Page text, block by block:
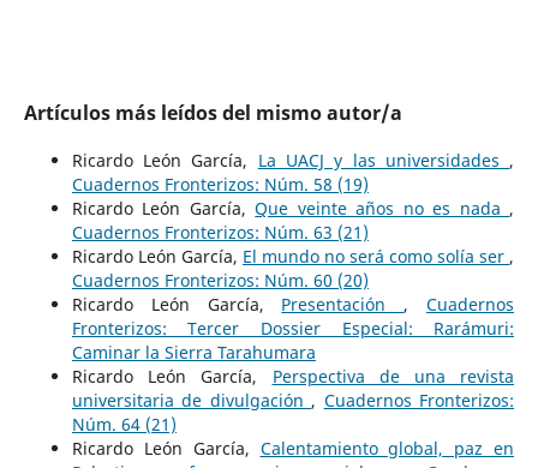
Artículos más leídos del mismo autor/a
Ricardo León García, La UACJ y las universidades ,
Cuadernos Fronterizos: Núm. 58 (19)
Ricardo León García,Que veinte años no es nada ,
Cuadernos Fronterizos: Núm. 63 (21)
Ricardo León García, El mundo no será como solía ser ,
Cuadernos Fronterizos: Núm. 60 (20)
Ricardo León García, Presentación ,Cuadernos
Fronterizos: Tercer Dossier Especial: Rarámuri:
Caminar la Sierra Tarahumara
Ricardo León García, Perspectiva de una revista
universitaria de divulgación , Cuadernos Fronterizos:
Núm. 64 (21)
Ricardo León García, Calentamiento global, paz en